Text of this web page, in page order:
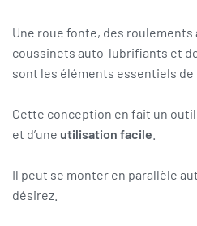
Une roue fonte, des roulements
coussinets auto-lubrifiants et
sont les éléments essentiels de
Cette conception en fait un
et d’une utilisation facile
Il peut se monter en parallèle
désirez.